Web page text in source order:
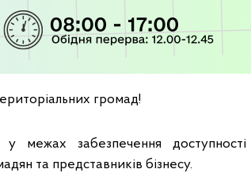
громад!
у межах забезпечення доступності
та представників бізнесу.